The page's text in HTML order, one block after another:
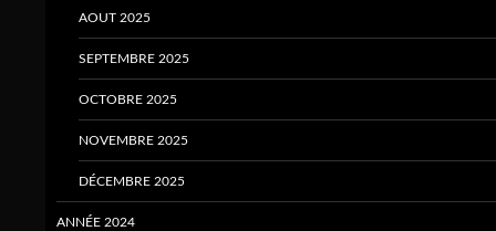
AOUT 2025
SEPTEMBRE 2025
OCTOBRE 2025
NOVEMBRE 2025
DÉCEMBRE 2025
ANNÉE 2024